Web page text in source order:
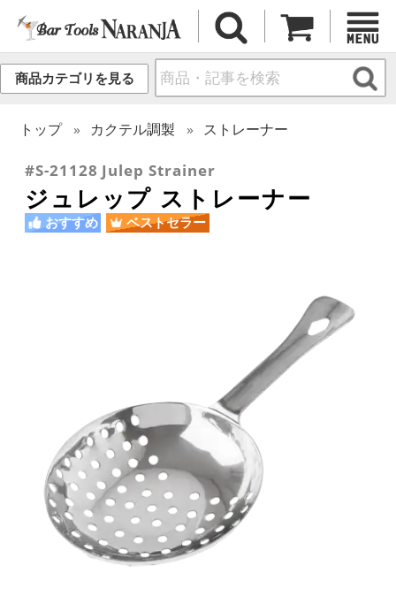
商品カテゴリを見る
トップ カクテル調製 ストレーナー
#S-21128 Julep Strainer
ジュレップ ストレーナー
おすすめ ベストセラー